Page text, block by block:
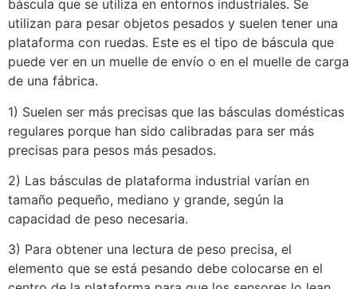
báscula que se utiliza en entornos industriales. Se
utilizan para pesar objetos pesados y suelen tener una
plataforma con ruedas. Este es el tipo de báscula que
puede ver en un muelle de envío o en el muelle de carga
de una fábrica.
1) Suelen ser más precisas que las básculas domésticas
regulares porque han sido calibradas para ser más
precisas para pesos más pesados.
2) Las básculas de plataforma industrial varían en
tamaño pequeño, mediano y grande, según la
capacidad de peso necesaria.
3) Para obtener una lectura de peso precisa, el
elemento que se está pesando debe colocarse en el